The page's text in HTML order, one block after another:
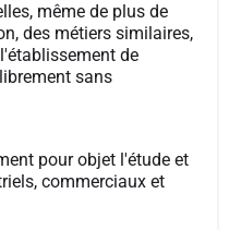
même de plus de
des métiers similaires,
de
sans
pour objet l'étude et
commerciaux et